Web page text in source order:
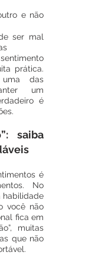
e não
ser mal
prática.
das
um
é
saiba
é
No
habilidade
você não
fica em
muitas
que não